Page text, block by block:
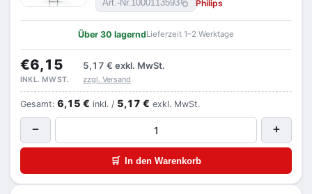
Art.-Nr.1000113593 Philips
Über 30 lagerndLieferzeit 1–2 Werktage
€6,15 5,17 € exkl. MwSt.
INKL. MWST. zzgl. Versand
Gesamt: 6,15 € inkl. / 5,17 € exkl. MwSt.
− +
🛒 In den Warenkorb